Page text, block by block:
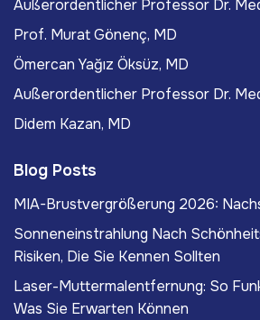
Außerordentlicher Professor Dr.
Prof. Murat Gönenç, MD
Ömercan Yağız Öksüz, MD
Außerordentlicher Professor Dr.
Didem Kazan, MD
Blog Posts
MIA-Brustvergrößerung 2026:
Sonneneinstrahlung Nach
Risiken, Die Sie Kennen Sollten
Laser-Muttermalentfernung: So
Was Sie Erwarten Können